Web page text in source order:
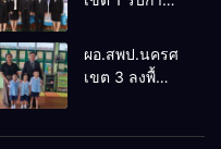
ประเมินผล
เชิงประจักษ์
ต้นแบบ”
ผอ.สพป.นครศรีธรร
เขต 3 ลงพื้นที่